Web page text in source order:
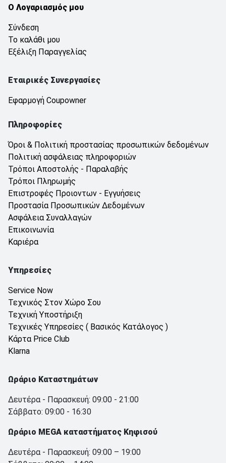
Ο Λογαριασμός μου
Σύνδεση
Το καλάθι μου
Εξέλιξη Παραγγελίας
Εταιρικές Συνεργασίες
Εφαρμογή Coupowner
Πληροφορίες
Όροι & Πολιτική προστασίας προσωπικών δεδομένων
Πολιτική ασφάλειας πληροφοριών
Τρόποι Αποστολής - Παραλαβής
Τρόποι Πληρωμής
Επιστροφές Προιοντων - Εγγυήσεις
Προστασία Προσωπικών Δεδομένων
Ασφάλεια Συναλλαγών
Επικοινωνία
Καριέρα
Υπηρεσίες
Service Now
Τεχνικός Στον Χώρο Σου
Τεχνική Υποστήριξη
Τεχνικές Υπηρεσίες ( Βασικός Κατάλογος )
Κάρτα Price Club
Klarna
Ωράριο Καταστημάτων
Δευτέρα - Παρασκευή: 09:00 - 21:00
Σάββατο: 09:00 - 16:30
Ωράριο MEGA καταστήματος Κηφισού
Δευτέρα - Παρασκευή: 09:00 – 19:00